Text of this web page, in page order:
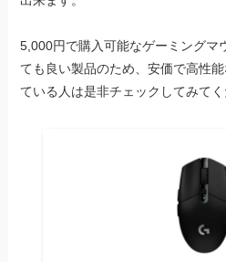
5,000円で購入可能なゲーミングマ
ても良い製品のため、安価で高性
ている人は是非チェックしてみてく